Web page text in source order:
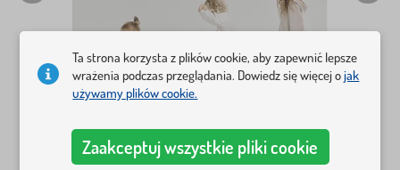
Ta strona korzysta z plików cookie, aby zapewnić lepsze
wrażenia podczas przeglądania. Dowiedz się więcej ojak
używamy plików cookie.
Zaakceptuj wszystkie pliki cookie